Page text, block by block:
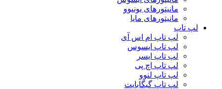
مانیتورهای یونیوو
مانیتورهای مایا
لپ تاپ
لپ تاپ ام اس آی
لپ تاپ ایسوس
لپ تاپ ایسر
لپ تاپ اچ پی
لپ تاپ لنوو
لپ تاپ گیگابایت